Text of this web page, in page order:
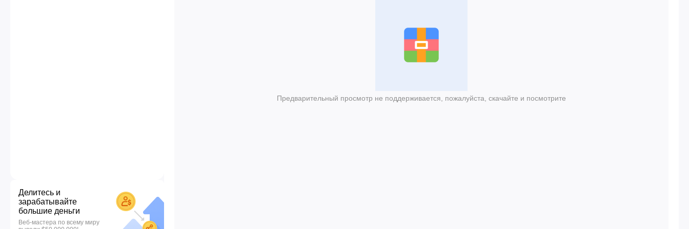
Делитесь и
зарабатывайте
большие деньги
Веб-мастера по всему миру
Предварительный просмотр не поддерживается, пожалуйста, скачайте и посмотрите